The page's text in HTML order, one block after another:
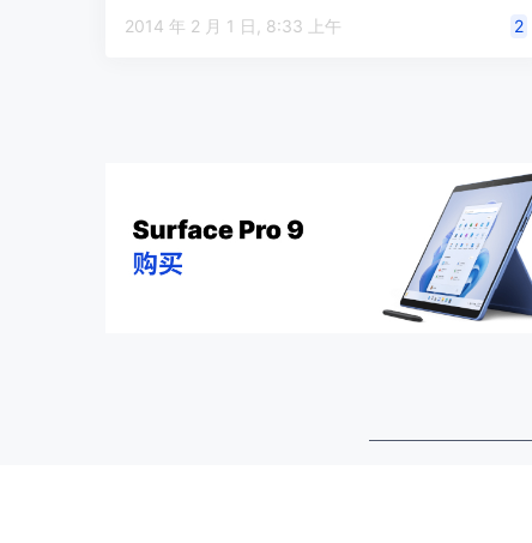
2014 年 2 月 1 日, 8:33 上午 2